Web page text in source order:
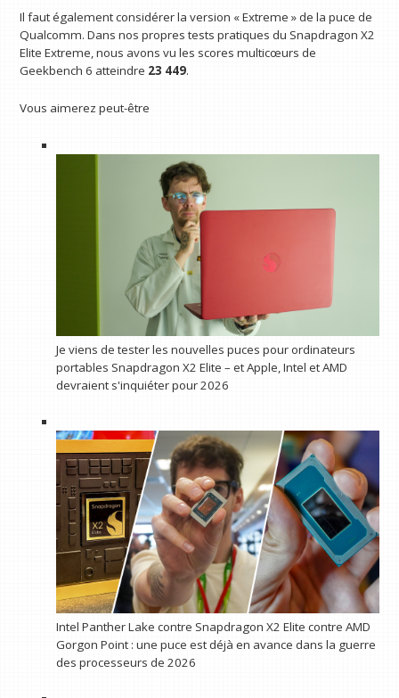
Il faut également considérer la version « Extreme » de la puce de
Qualcomm. Dans nos propres tests pratiques du Snapdragon X2
Je viens de tester les nouvelles puces pour ordinateurs
portables Snapdragon X2 Elite – et Apple, Intel et AMD
Intel Panther Lake contre Snapdragon X2 Elite contre AMD
Gorgon Point : une puce est déjà en avance dans la guerre